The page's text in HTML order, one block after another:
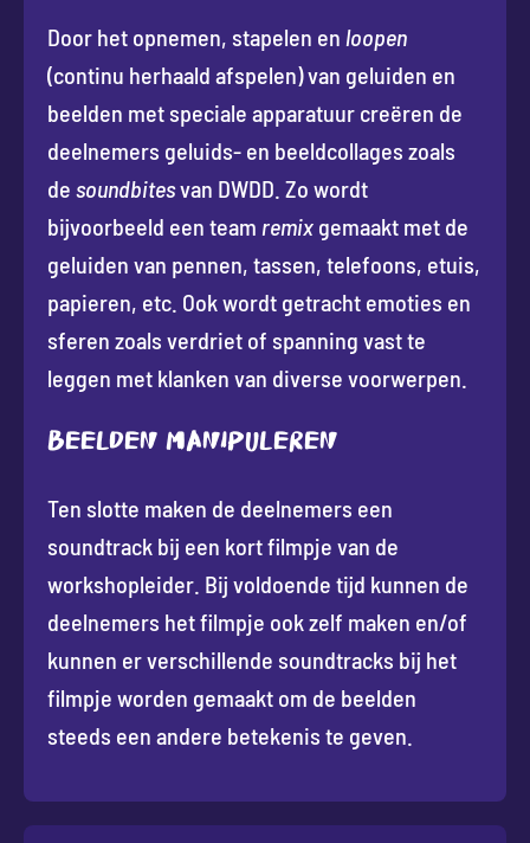
Door het opnemen, stapelen en loopen
(continu herhaald afspelen) van geluiden en
beelden met speciale apparatuur creëren de
deelnemers geluids- en beeldcollages zoals
de soundbitesvan DWDD. Zo wordt
bijvoorbeeld een team remix gemaakt met de
geluiden van pennen, tassen, telefoons, etuis,
papieren, etc. Ook wordt getracht emoties en
sferen zoals verdriet of spanning vast te
leggen met klanken van diverse voorwerpen.
Beelden manipuleren
Ten slotte maken de deelnemers een
soundtrack bij een kort filmpje van de
workshopleider. Bij voldoende tijd kunnen de
deelnemers het filmpje ook zelf maken en/of
kunnen er verschillende soundtracks bij het
filmpje worden gemaakt om de beelden
steeds een andere betekenis te geven.